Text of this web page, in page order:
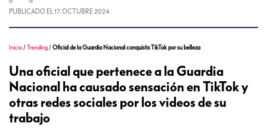
PUBLICADO EL 17, OCTUBRE 2024
Inicio /Trending /Oficial de la Guardia Nacional conquista TikTok por su belleza
Una oficial que pertenece a la Guardia
Nacional ha causado sensación en TikTok y
otras redes sociales por los videos de su
trabajo